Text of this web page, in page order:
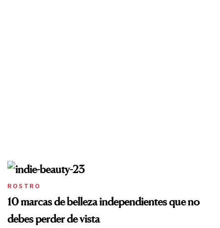
ROSTRO
10 marcas de belleza independientes que no
debes perder de vista